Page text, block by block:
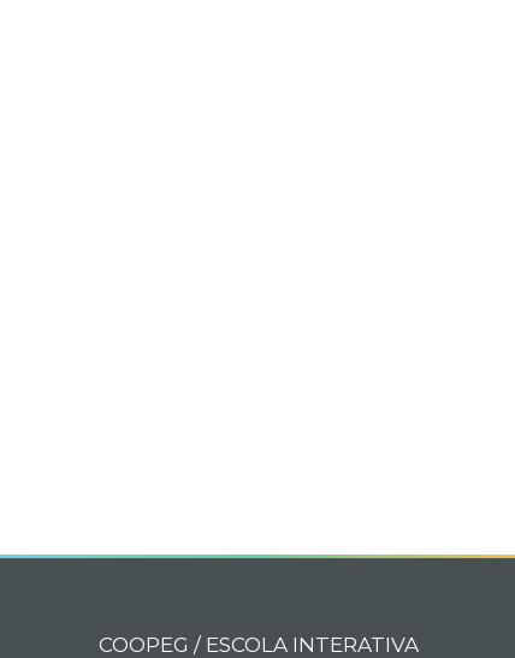
COOPEG / ESCOLA INTERATIVA